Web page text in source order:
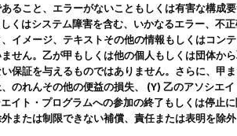
ること、エラーがないこともしくは有害な構成
くはシステム障害を含む、いかなるエラー、不
イメージ、テキストその他の情報もしくはコン
せん。乙が甲もしくは他の個人もしくは団体か
保証を与えるものではありません。さらに、甲
のれんその他の便益の損失、 (Y) 乙のアソシエ
イト・プログラムへの参加の終了もしくは停止
または制限できない補償、責任または表明を除